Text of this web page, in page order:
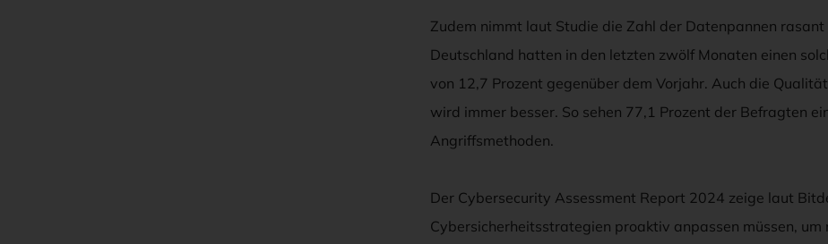
Zudem nimmt laut Studie die Zahl der Datenpannen
Deutschland hatten in den letzten zwölf Monaten einen
von 12,7 Prozent gegenüber dem Vorjahr. Auch die
wird immer besser. So sehen 77,1 Prozent der Befragten
Angriffsmethoden.
Der Cybersecurity Assessment Report 2024 zeige laut
Cybersicherheitsstrategien proaktiv anpassen müssen, um